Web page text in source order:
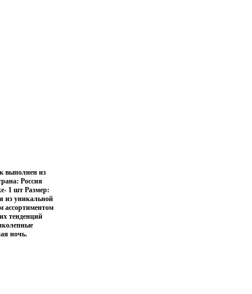
выполнен из
Россия
1 шт Размер:
из уникальной
ассортиментом
тенденций
ночь.